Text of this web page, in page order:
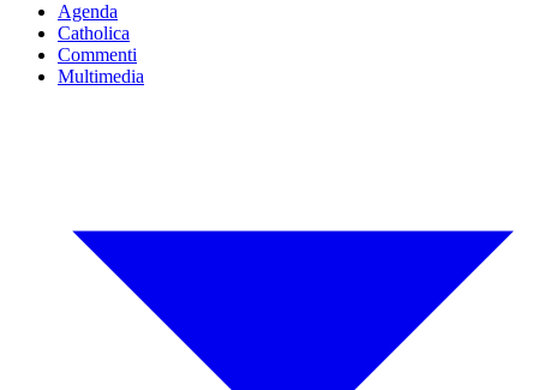
Agenda
Catholica
Commenti
Multimedia